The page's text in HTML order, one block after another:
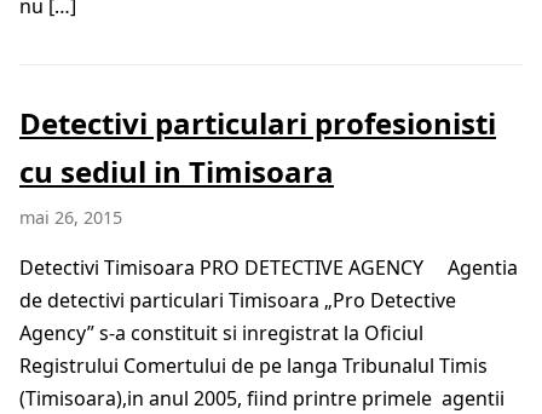
nu […]
Detectivi particulari profesionisti
cu sediul in Timisoara
mai 26, 2015
Detectivi Timisoara PRO DETECTIVE AGENCY Agentia
de detectivi particulari Timisoara „Pro Detective
Agency” s-a constituit si inregistrat la Oficiul
Registrului Comertului de pe langa Tribunalul Timis
(Timisoara),in anul 2005, fiind printre primele agentii